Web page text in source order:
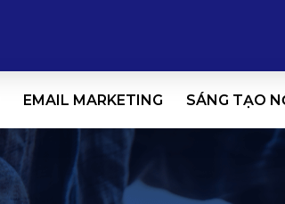
EMAIL MARKETING SÁNG TẠO